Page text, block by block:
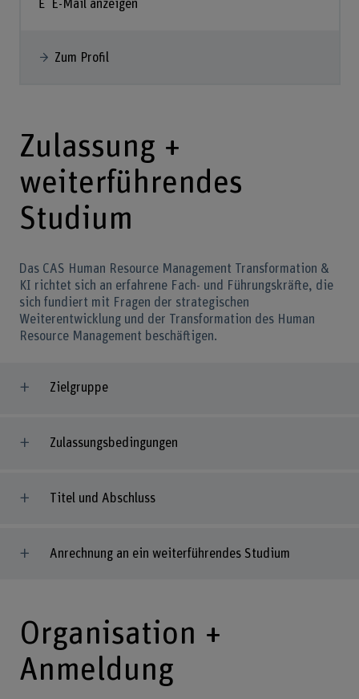
E-Mail anzeigen
Zum Profil
Zulassung +
weiterführendes
Studium
Das CAS Human Resource Management Transformation &
KI richtet sich an erfahrene Fach- und Führungskräfte, die
sich fundiert mit Fragen der strategischen
Weiterentwicklung und der Transformation des Human
Resource Management beschäftigen.
Zielgruppe
Zulassungsbedingungen
Titel und Abschluss
Anrechnung an ein weiterführendes Studium
Organisation +
Anmeldung